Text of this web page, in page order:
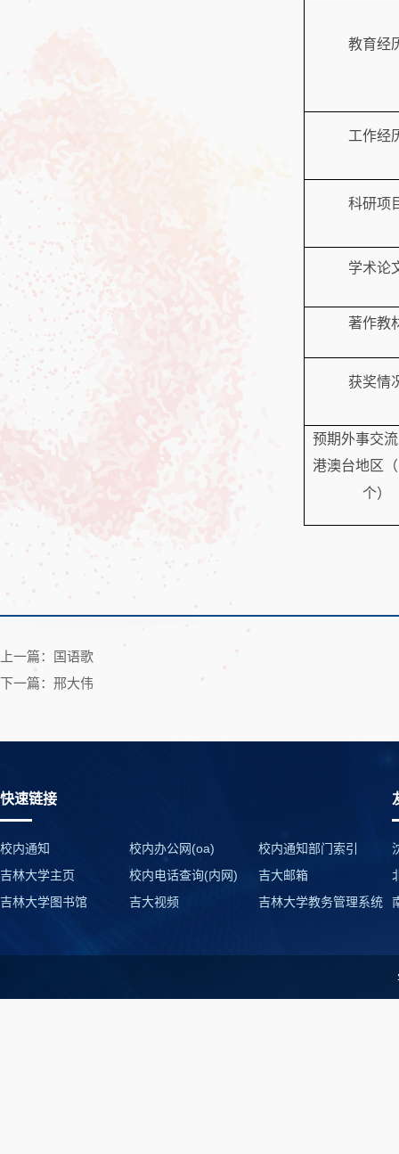
教育经
工作经
科研项
学术论
著作教
获奖情
预期外事交
港澳台地区
个）
上一篇：国语歌
下一篇：邢大伟
快速链接
校内通知 校内办公网(oa)
校内通知部门索引
吉林大学主页
校内电话查询(内网)
吉大邮箱
吉林大学图书馆
吉大视频 吉林大学教务管理系统